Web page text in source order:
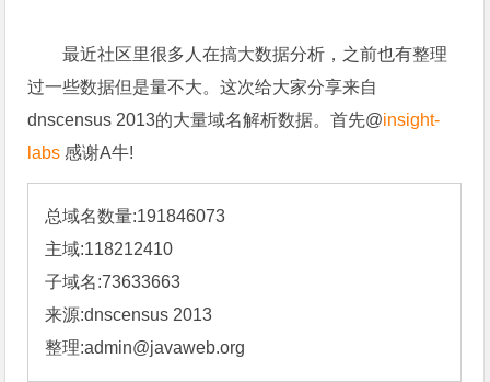
最近社区里很多人在搞大数据分析，之前也有整理
过一些数据但是量不大。这次给大家分享来自
dnscensus 2013的大量域名解析数据。首先@insight-
labs 感谢A牛!
总域名数量:191846073
主域:118212410
子域名:73633663
来源:dnscensus 2013
整理:admin@javaweb.org